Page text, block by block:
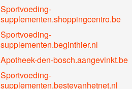
Sportvoeding-
supplementen.shoppingcentro.be
Sportvoeding-
supplementen.beginthier.nl
Apotheek-den-bosch.aangevinkt.be
Sportvoeding-
supplementen.bestevanhetnet.nl